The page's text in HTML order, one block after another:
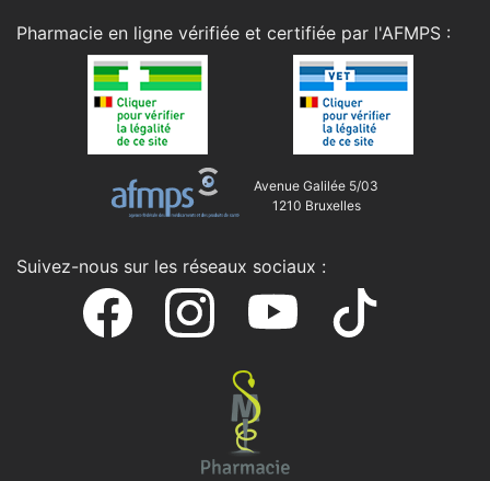
Pharmacie en ligne vérifiée et certifiée par l'AFMPS :
Avenue Galilée 5/03
1210 Bruxelles
Suivez-nous sur les réseaux sociaux :